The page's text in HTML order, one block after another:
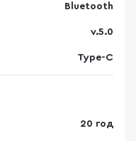
Bluetooth
v.5.0
Type-C
20 год